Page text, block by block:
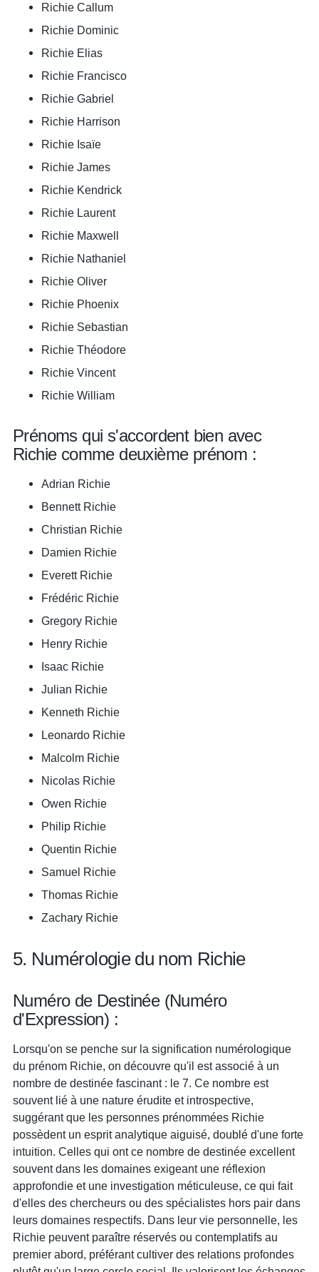
Richie Callum
Richie Dominic
Richie Elias
Richie Francisco
Richie Gabriel
Richie Harrison
Richie Isaïe
Richie James
Richie Kendrick
Richie Laurent
Richie Maxwell
Richie Nathaniel
Richie Oliver
Richie Phoenix
Richie Sebastian
Richie Théodore
Richie Vincent
Richie William
Prénoms qui s'accordent bien avec
Richie comme deuxième prénom :
Adrian Richie
Bennett Richie
Christian Richie
Damien Richie
Everett Richie
Frédéric Richie
Gregory Richie
Henry Richie
Isaac Richie
Julian Richie
Kenneth Richie
Leonardo Richie
Malcolm Richie
Nicolas Richie
Owen Richie
Philip Richie
Quentin Richie
Samuel Richie
Thomas Richie
Zachary Richie
5. Numérologie du nom Richie
Numéro de Destinée (Numéro
d'Expression) :
Lorsqu'on se penche sur la signification numérologique
du prénom Richie, on découvre qu'il est associé à un
nombre de destinée fascinant : le 7. Ce nombre est
souvent lié à une nature érudite et introspective,
suggérant que les personnes prénommées Richie
possèdent un esprit analytique aiguisé, doublé d'une forte
intuition. Celles qui ont ce nombre de destinée excellent
souvent dans les domaines exigeant une réflexion
approfondie et une investigation méticuleuse, ce qui fait
d'elles des chercheurs ou des spécialistes hors pair dans
leurs domaines respectifs. Dans leur vie personnelle, les
Richie peuvent paraître réservés ou contemplatifs au
premier abord, préférant cultiver des relations profondes